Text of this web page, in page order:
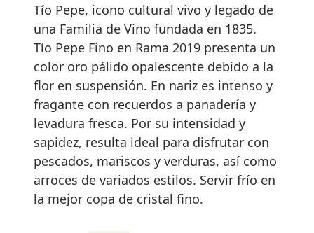
Tío Pepe, icono cultural vivo y legado de
una Familia de Vino fundada en 1835.
Tío Pepe Fino en Rama 2019 presenta un
color oro pálido opalescente debido a la
flor en suspensión. En nariz es intenso y
fragante con recuerdos a panadería y
levadura fresca. Por su intensidad y
sapidez, resulta ideal para disfrutar con
pescados, mariscos y verduras, así como
arroces de variados estilos. Servir frío en
la mejor copa de cristal fino.